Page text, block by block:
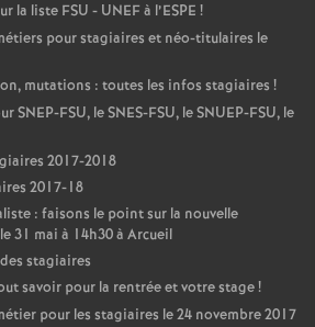
la liste FSU - UNEFà l’ESPE !
pour stagiaires et néo-titulaires le
mutations : toutes les infos stagiaires !
SNEP-FSU, leSNES-FSU, leSNUEP-FSU, le
2017-2018
2017-18
: faisons le point sur la nouvelle
31 mai à 14h30 à Arcueil
stagiaires
savoir pour la rentrée et votre stage!
pour les stagiaires le 24 novembre 2017